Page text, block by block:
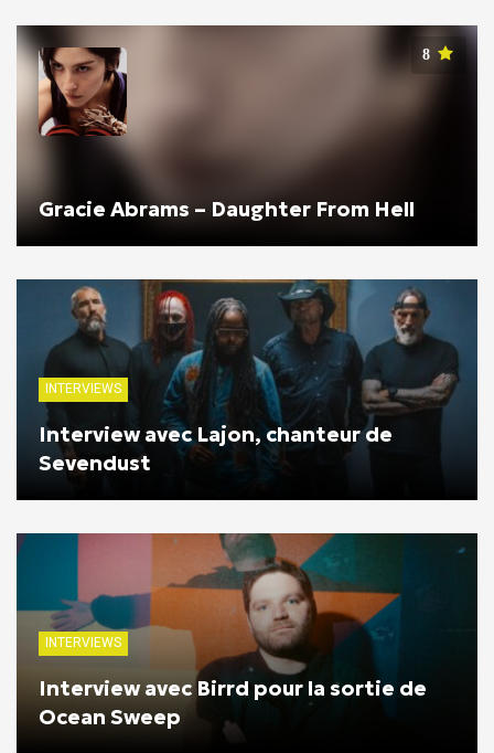
8
Gracie Abrams – Daughter From Hell
INTERVIEWS
Interview avec Lajon, chanteur de
Sevendust
INTERVIEWS
Interview avec Birrd pour la sortie de
Ocean Sweep